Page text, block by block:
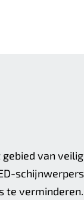
van
schijnwerpers
verminderen.